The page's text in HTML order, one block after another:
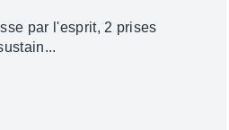
par l'esprit, 2 prises